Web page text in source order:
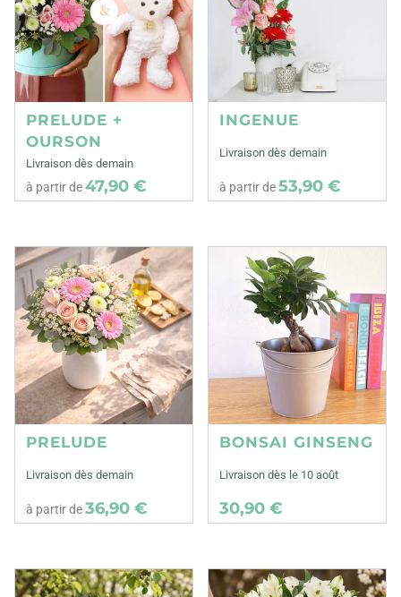
PRELUDE +
OURSON
Livraison dès demain
à partir de47,90 €
INGENUE
Livraison dès demain
à partir de53,90 €
PRELUDE
Livraison dès demain
à partir de36,90 €
BONSAI GINSENG
Livraison dès le 10 août
30,90 €